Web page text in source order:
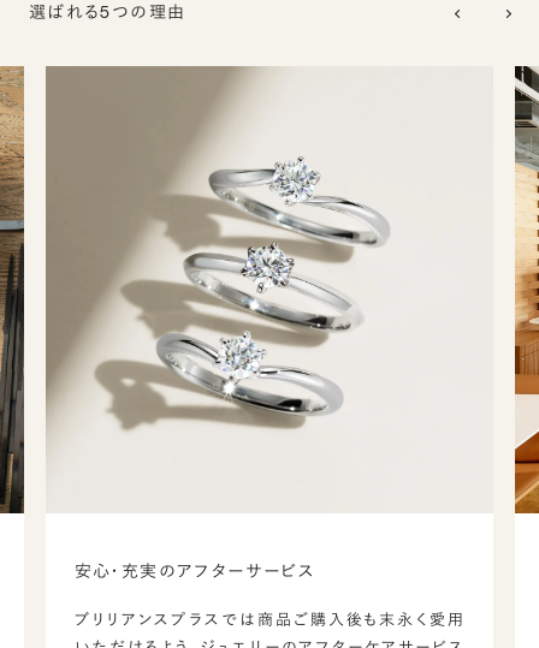
選ばれる5つの理由
安心・充実のアフターサービス
ブリリアンスプラスでは商品ご購入後も末永く愛用